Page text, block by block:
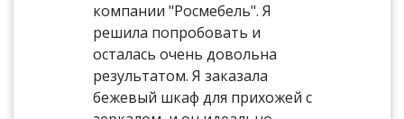
компании "Росмебель". Я
решила попробовать и
осталась очень довольна
результатом. Я заказала
бежевый шкаф для прихожей с